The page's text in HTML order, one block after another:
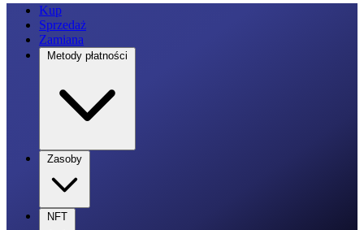
Kup
Sprzedaż
Zamiana
Metody płatności
Zasoby
NFT